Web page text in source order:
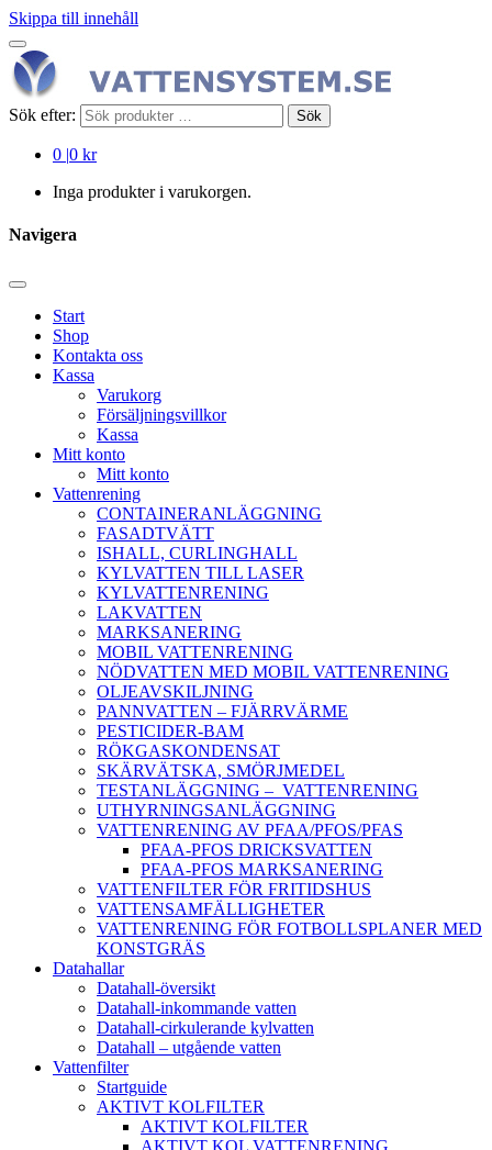
Skippa till innehåll
Sök efter: Sök
0 |0 kr
Inga produkter i varukorgen.
Navigera
Start
Shop
Kontakta oss
Kassa
Varukorg
Försäljningsvillkor
Kassa
Mitt konto
Mitt konto
Vattenrening
CONTAINERANLÄGGNING
FASADTVÄTT
ISHALL, CURLINGHALL
KYLVATTEN TILL LASER
KYLVATTENRENING
LAKVATTEN
MARKSANERING
MOBIL VATTENRENING
NÖDVATTEN MED MOBIL VATTENRENING
OLJEAVSKILJNING
PANNVATTEN – FJÄRRVÄRME
PESTICIDER-BAM
RÖKGASKONDENSAT
SKÄRVÄTSKA, SMÖRJMEDEL
TESTANLÄGGNING – VATTENRENING
UTHYRNINGSANLÄGGNING
VATTENRENING AV PFAA/PFOS/PFAS
PFAA-PFOS DRICKSVATTEN
PFAA-PFOS MARKSANERING
VATTENFILTER FÖR FRITIDSHUS
VATTENSAMFÄLLIGHETER
VATTENRENING FÖR FOTBOLLSPLANER MED
KONSTGRÄS
Datahallar
Datahall-översikt
Datahall-inkommande vatten
Datahall-cirkulerande kylvatten
Datahall – utgående vatten
Vattenfilter
Startguide
AKTIVT KOLFILTER
AKTIVT KOLFILTER
AKTIVT KOL VATTENRENING